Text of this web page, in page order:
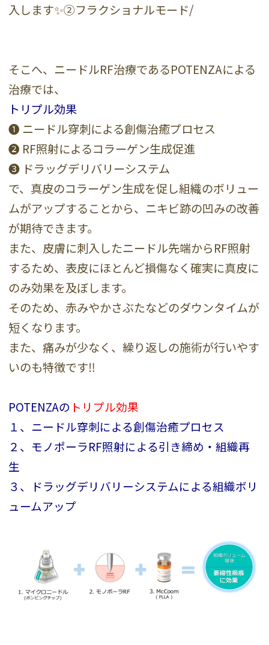
入します✨②フラクショナルモード/
そこへ、ニードルRF治療であるPOTENZAによる
治療では、
トリプル効果
❶ ニードル穿刺による創傷治癒プロセス
❷ RF照射によるコラーゲン生成促進
❸ ドラッグデリバリーシステム
で、真皮のコラーゲン生成を促し組織のボリュー
ムがアップすることから、ニキビ跡の凹みの改善
が期待できます。
また、皮膚に刺入したニードル先端からRF照射
するため、表皮にほとんど損傷なく確実に真皮に
のみ効果を及ぼします。
そのため、赤みやかさぶたなどのダウンタイムが
短くなります。
また、痛みが少なく、繰り返しの施術が行いやす
いのも特徴です‼️
POTENZAの トリプル効果
１、ニードル穿刺による創傷治癒プロセス
２、モノポーラRF照射による引き締め・組織再
生
３、ドラッグデリバリーシステムによる組織ボリ
ュームアップ